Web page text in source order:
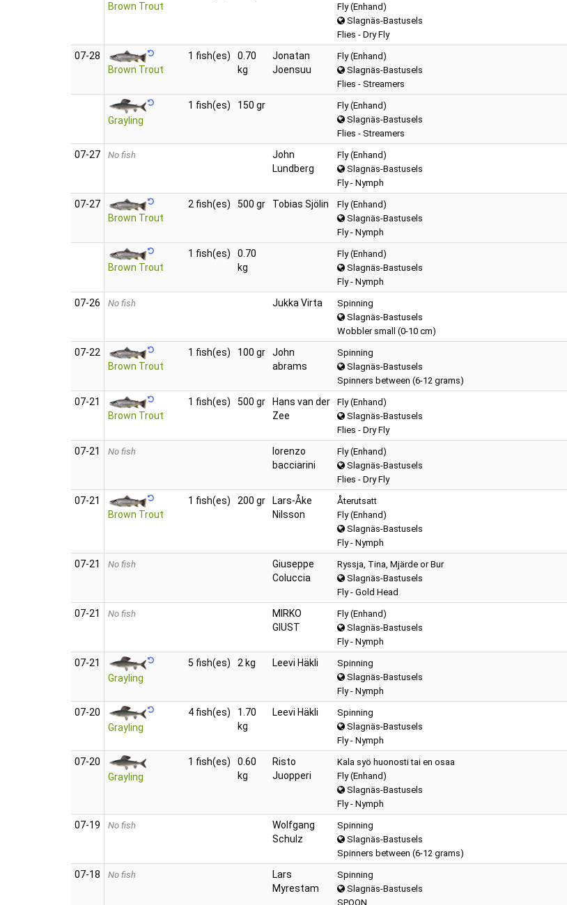
Brown Trout
Fly (Enhand)
Slagnäs-Bastusels
Flies - Dry Fly
07‑28
Brown Trout
1 fish(es)
0.70
kg
Jonatan
Joensuu
Fly (Enhand)
Slagnäs-Bastusels
Flies - Streamers
Grayling
1 fish(es) 150 gr
Fly (Enhand)
Slagnäs-Bastusels
Flies - Streamers
07‑27 No fish
John
Lundberg
Fly (Enhand)
Slagnäs-Bastusels
Fly - Nymph
07‑27
Brown Trout
2 fish(es) 500 gr Tobias Sjölin
Fly (Enhand)
Slagnäs-Bastusels
Fly - Nymph
Brown Trout
1 fish(es)
0.70
kg
Fly (Enhand)
Slagnäs-Bastusels
Fly - Nymph
07‑26 No fish Jukka Virta
Spinning
Slagnäs-Bastusels
Wobbler small (0-10 cm)
07‑22
Brown Trout
1 fish(es) 100 gr
John
abrams
Spinning
Slagnäs-Bastusels
Spinners between (6-12 grams)
07‑21
Brown Trout
1 fish(es) 500 gr
Hans van der
Zee
Fly (Enhand)
Slagnäs-Bastusels
Flies - Dry Fly
07‑21 No fish
lorenzo
bacciarini
Fly (Enhand)
Slagnäs-Bastusels
Flies - Dry Fly
07‑21
Brown Trout
1 fish(es) 200 gr
Lars-Åke
Nilsson
Återutsatt
Fly (Enhand)
Slagnäs-Bastusels
Fly - Nymph
07‑21 No fish
Giuseppe
Coluccia
Ryssja, Tina, Mjärde or Bur
Slagnäs-Bastusels
Fly - Gold Head
07‑21 No fish
MIRKO
GIUST
Fly (Enhand)
Slagnäs-Bastusels
Fly - Nymph
07‑21
Grayling
5 fish(es) 2 kg Leevi Häkli
Spinning
Slagnäs-Bastusels
Fly - Nymph
07‑20
Grayling
4 fish(es)
1.70
kg
Leevi Häkli
Spinning
Slagnäs-Bastusels
Fly - Nymph
07‑20
Grayling
1 fish(es)
0.60
kg
Risto
Juopperi
Kala syö huonosti tai en osaa
Fly (Enhand)
Slagnäs-Bastusels
Fly - Nymph
07‑19 No fish
Wolfgang
Schulz
Spinning
Slagnäs-Bastusels
Spinners between (6-12 grams)
07‑18 No fish
Lars
Myrestam
Spinning
Slagnäs-Bastusels
SPOON